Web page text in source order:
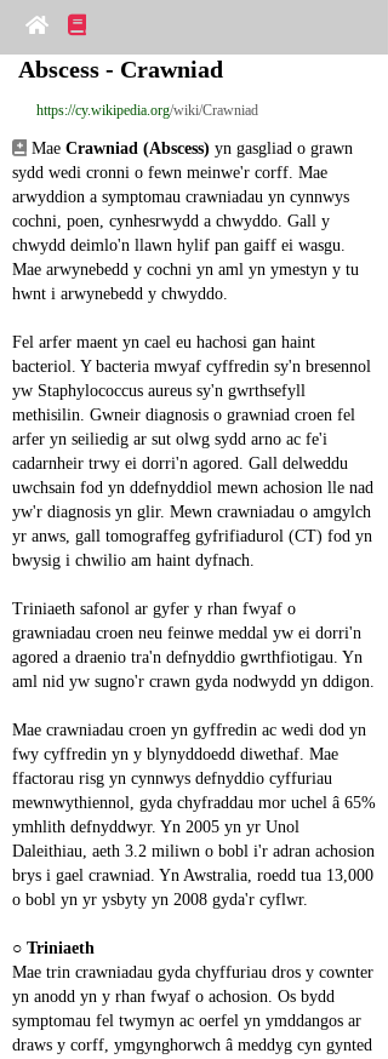
Abscess - Crawniad
https://cy.wikipedia.org/wiki/Crawniad
Mae Crawniad (Abscess) yn gasgliad o grawn
sydd wedi cronni o fewn meinwe'r corff. Mae
arwyddion a symptomau crawniadau yn cynnwys
cochni, poen, cynhesrwydd a chwyddo. Gall y
chwydd deimlo'n llawn hylif pan gaiff ei wasgu.
Mae arwynebedd y cochni yn aml yn ymestyn y tu
hwnt i arwynebedd y chwyddo.
Fel arfer maent yn cael eu hachosi gan haint
bacteriol. Y bacteria mwyaf cyffredin sy'n bresennol
yw Staphylococcus aureus sy'n gwrthsefyll
methisilin. Gwneir diagnosis o grawniad croen fel
arfer yn seiliedig ar sut olwg sydd arno ac fe'i
cadarnheir trwy ei dorri'n agored. Gall delweddu
uwchsain fod yn ddefnyddiol mewn achosion lle nad
yw'r diagnosis yn glir. Mewn crawniadau o amgylch
yr anws, gall tomograffeg gyfrifiadurol (CT) fod yn
bwysig i chwilio am haint dyfnach.
Triniaeth safonol ar gyfer y rhan fwyaf o
grawniadau croen neu feinwe meddal yw ei dorri'n
agored a draenio tra'n defnyddio gwrthfiotigau. Yn
aml nid yw sugno'r crawn gyda nodwydd yn ddigon.
Mae crawniadau croen yn gyffredin ac wedi dod yn
fwy cyffredin yn y blynyddoedd diwethaf. Mae
ffactorau risg yn cynnwys defnyddio cyffuriau
mewnwythiennol, gyda chyfraddau mor uchel â 65%
ymhlith defnyddwyr. Yn 2005 yn yr Unol
Daleithiau, aeth 3.2 miliwn o bobl i'r adran achosion
brys i gael crawniad. Yn Awstralia, roedd tua 13,000
o bobl yn yr ysbyty yn 2008 gyda'r cyflwr.
○ Triniaeth
Mae trin crawniadau gyda chyffuriau dros y cownter
yn anodd yn y rhan fwyaf o achosion. Os bydd
symptomau fel twymyn ac oerfel yn ymddangos ar
draws y corff, ymgynghorwch â meddyg cyn gynted